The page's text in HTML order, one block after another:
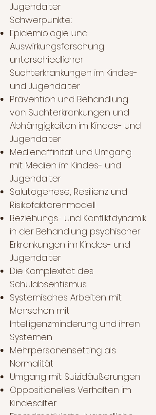
Jugendalter
Schwerpunkte:
Epidemiologie und
Auswirkungsforschung
unterschiedlicher
Suchterkrankungen im Kindes-
und Jugendalter
Prävention und Behandlung
von Suchterkrankungen und
Abhängigkeiten im Kindes- und
Jugendalter
Medienaffinität und Umgang
mit Medien im Kindes- und
Jugendalter
Salutogenese, Resilienz und
Risikofaktorenmodell
Beziehungs- und Konfliktdynamik
in der Behandlung psychischer
Erkrankungen im Kindes- und
Jugendalter
Die Komplexität des
Schulabsentismus
Systemisches Arbeiten mit
Menschen mit
Intelligenzminderung und ihren
Systemen
Mehrpersonensetting als
Normalität
Umgang mit Suizidäußerungen
Oppositionelles Verhalten im
Kindesalter